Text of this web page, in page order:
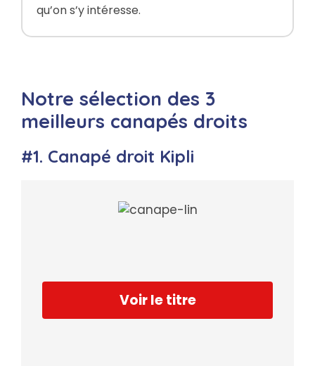
qu’on s’y intéresse.
Notre sélection des 3
meilleurs canapés droits
#1. Canapé droit Kipli
Voir le titre